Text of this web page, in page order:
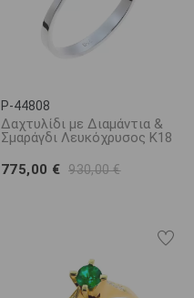
P-44808
Δαχτυλίδι με Διαμάντια &
Σμαράγδι Λευκόχρυσος Κ18
775,00 € 930,00 €